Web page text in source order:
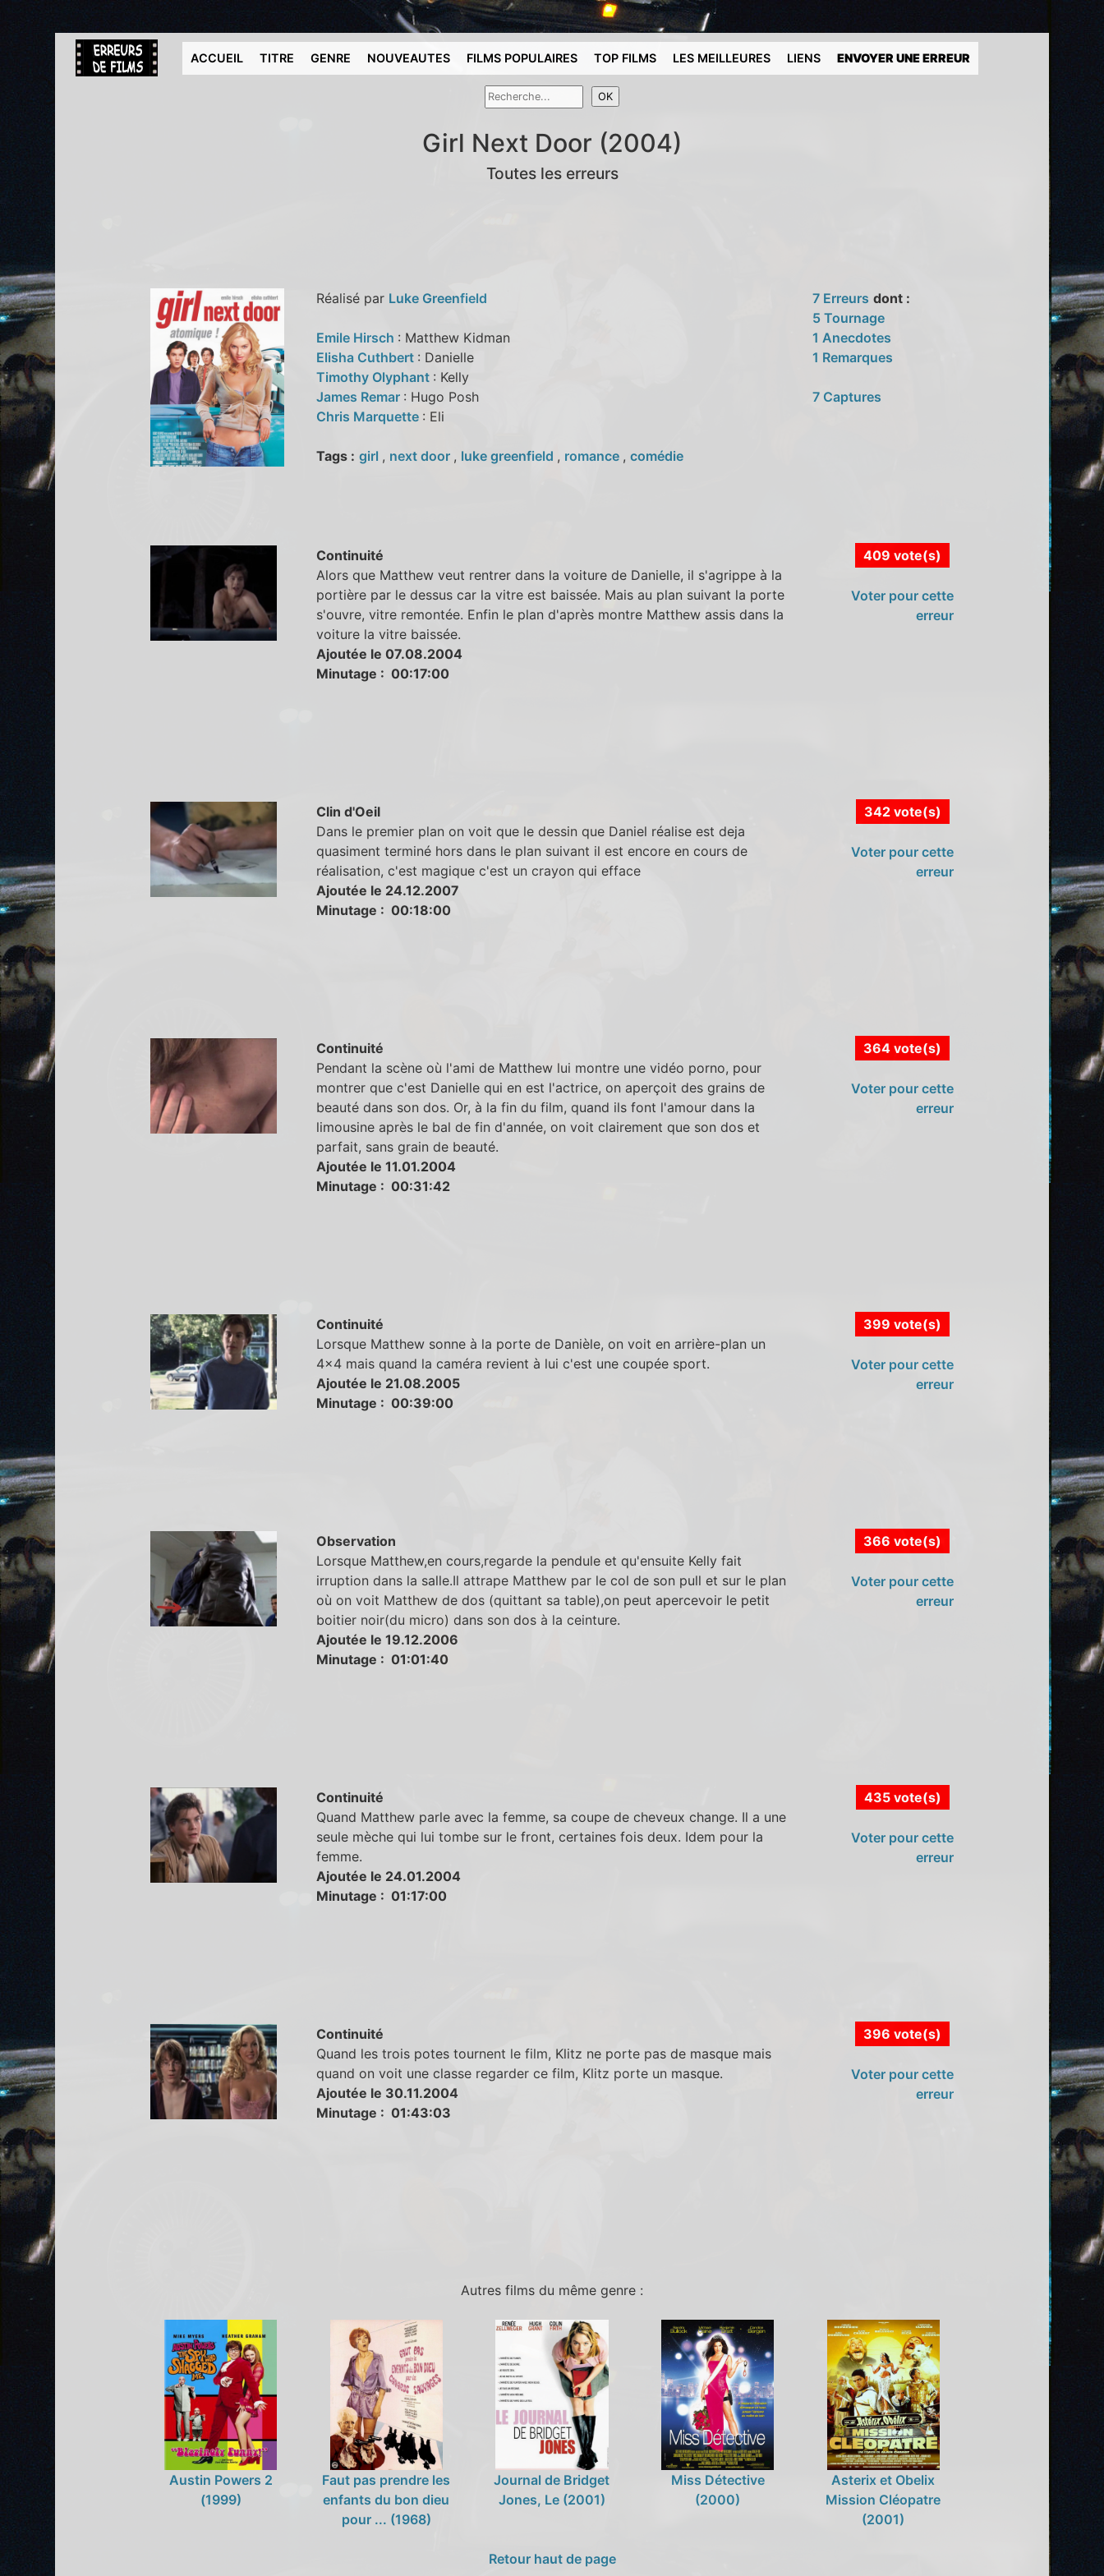
ACCUEIL TITRE GENRE NOUVEAUTES FILMS POPULAIRES TOP FILMS LES MEILLEURES LIENS ENVOYER UNE ERREUR
Girl Next Door (2004)
Toutes les erreurs
Réalisé par Luke Greenfield
Emile Hirsch : Matthew Kidman
Elisha Cuthbert : Danielle
Timothy Olyphant : Kelly
James Remar : Hugo Posh
Chris Marquette : Eli
Tags : girl , next door , luke greenfield , romance , comédie
7 Erreurs dont :
5 Tournage
1 Anecdotes
1 Remarques
7 Captures
Continuité
Alors que Matthew veut rentrer dans la voiture de Danielle, il s'agrippe à la
portière par le dessus car la vitre est baissée. Mais au plan suivant la porte
s'ouvre, vitre remontée. Enfin le plan d'après montre Matthew assis dans la
voiture la vitre baissée.
Ajoutée le 07.08.2004
Minutage : 00:17:00
409 vote(s)
Voter pour cette
erreur
Clin d'Oeil
Dans le premier plan on voit que le dessin que Daniel réalise est deja
quasiment terminé hors dans le plan suivant il est encore en cours de
réalisation, c'est magique c'est un crayon qui efface
Ajoutée le 24.12.2007
Minutage : 00:18:00
342 vote(s)
Voter pour cette
erreur
Continuité
Pendant la scène où l'ami de Matthew lui montre une vidéo porno, pour
montrer que c'est Danielle qui en est l'actrice, on aperçoit des grains de
beauté dans son dos. Or, à la fin du film, quand ils font l'amour dans la
limousine après le bal de fin d'année, on voit clairement que son dos et
parfait, sans grain de beauté.
Ajoutée le 11.01.2004
Minutage : 00:31:42
364 vote(s)
Voter pour cette
erreur
Continuité
Lorsque Matthew sonne à la porte de Danièle, on voit en arrière-plan un
4x4 mais quand la caméra revient à lui c'est une coupée sport.
Ajoutée le 21.08.2005
Minutage : 00:39:00
399 vote(s)
Voter pour cette
erreur
Observation
Lorsque Matthew,en cours,regarde la pendule et qu'ensuite Kelly fait
irruption dans la salle.Il attrape Matthew par le col de son pull et sur le plan
où on voit Matthew de dos (quittant sa table),on peut apercevoir le petit
boitier noir(du micro) dans son dos à la ceinture.
Ajoutée le 19.12.2006
Minutage : 01:01:40
366 vote(s)
Voter pour cette
erreur
Continuité
Quand Matthew parle avec la femme, sa coupe de cheveux change. Il a une
seule mèche qui lui tombe sur le front, certaines fois deux. Idem pour la
femme.
Ajoutée le 24.01.2004
Minutage : 01:17:00
435 vote(s)
Voter pour cette
erreur
Continuité
Quand les trois potes tournent le film, Klitz ne porte pas de masque mais
quand on voit une classe regarder ce film, Klitz porte un masque.
Ajoutée le 30.11.2004
Minutage : 01:43:03
396 vote(s)
Voter pour cette
erreur
Autres films du même genre :
Austin Powers 2
(1999)
Faut pas prendre les
enfants du bon dieu
pour ... (1968)
Journal de Bridget
Jones, Le (2001)
Miss Détective
(2000)
Asterix et Obelix
Mission Cléopatre
(2001)
Retour haut de page